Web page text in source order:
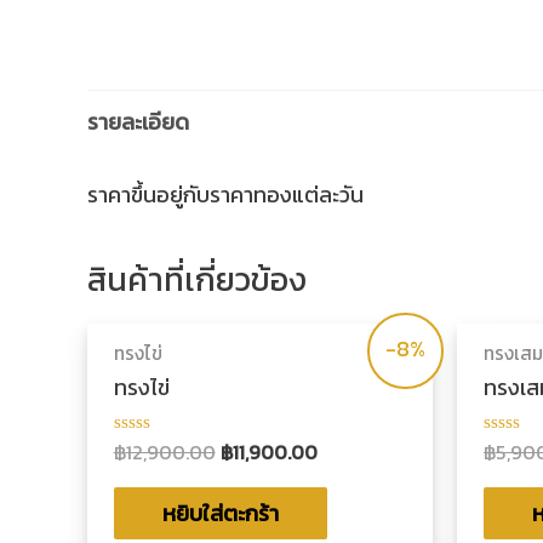
รายละเอียด
ราคาขึ้นอยู่กับราคาทองแต่ละวัน
สินค้าที่เกี่ยวข้อง
-8%
ทรงไข่
ทรงไข่
ให้
คะแนน
0
฿12,900.00 ฿11,900.00
หยิบใส่ตะกร้า
ทรงเส
ทรงเ
ให้
คะแนน
0
฿